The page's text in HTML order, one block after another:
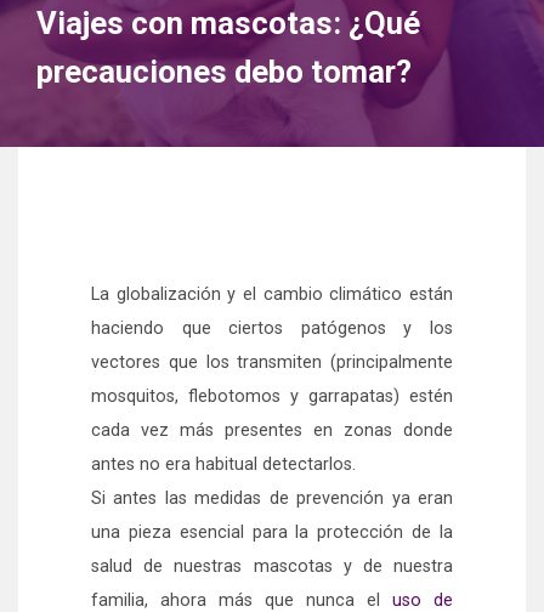
Viajes con mascotas: ¿Qué
precauciones debo tomar?
La globalización y el cambio climático están
haciendo que ciertos patógenos y los
vectores que los transmiten (principalmente
mosquitos, flebotomos y garrapatas) estén
cada vez más presentes en zonas donde
antes no era habitual detectarlos.
Si antes las medidas de prevención ya eran
una pieza esencial para la protección de la
salud de nuestras mascotas y de nuestra
familia, ahora más que nunca el uso de